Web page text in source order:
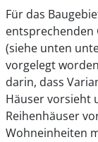
Für das
entsprechenden
(siehe unten
vorgelegt
darin, dass
Häuser vorsieht
Reihenhäuser
Wohneinheiten